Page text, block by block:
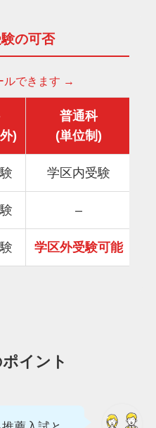
の可否
ルできます →
)
普通科
(単位制)
学区内受験
–
学区外受験可能
イント